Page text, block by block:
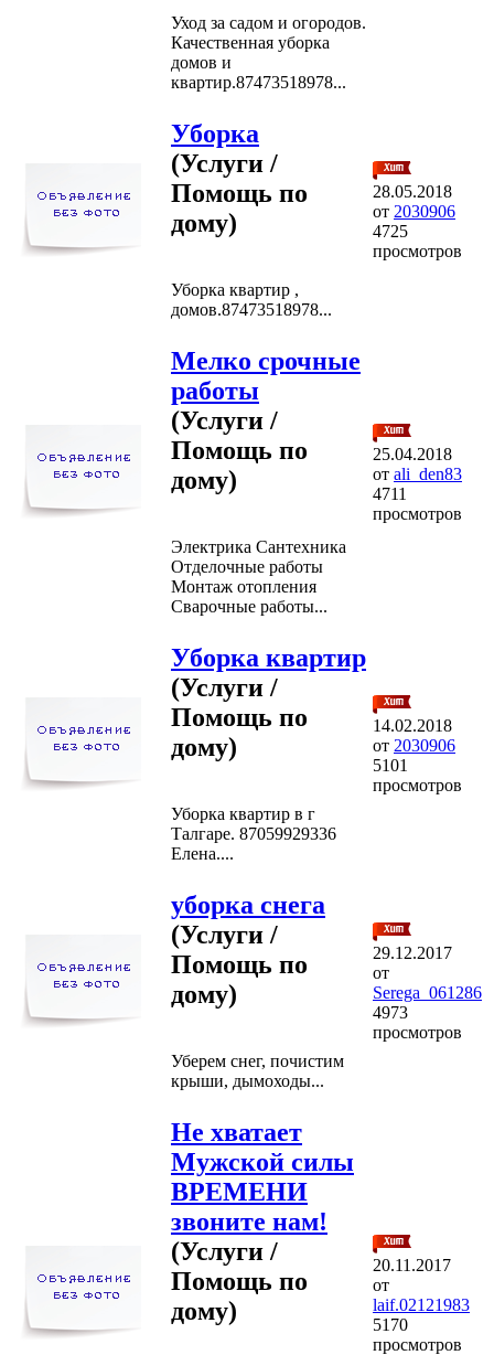
Уход за садом и огородов.
Качественная уборка
домов и
квартир.87473518978...
Уборка
(Услуги /
Помощь по
дому)
Уборка квартир ,
домов.87473518978...
28.05.2018
от 2030906
4725
просмотров
Мелко срочные
работы
(Услуги /
Помощь по
дому)
Электрика Сантехника
Отделочные работы
Монтаж отопления
Сварочные работы...
25.04.2018
от ali_den83
4711
просмотров
Уборка квартир
(Услуги /
Помощь по
дому)
Уборка квартир в г
Талгаре. 87059929336
Елена....
14.02.2018
от 2030906
5101
просмотров
уборка снега
(Услуги /
Помощь по
дому)
Уберем снег, почистим
крыши, дымоходы...
29.12.2017
от
Serega_061286
4973
просмотров
Не хватает
Мужской силы
ВРЕМЕНИ
звоните нам!
(Услуги /
Помощь по
дому)
20.11.2017
от
laif.02121983
5170
просмотров